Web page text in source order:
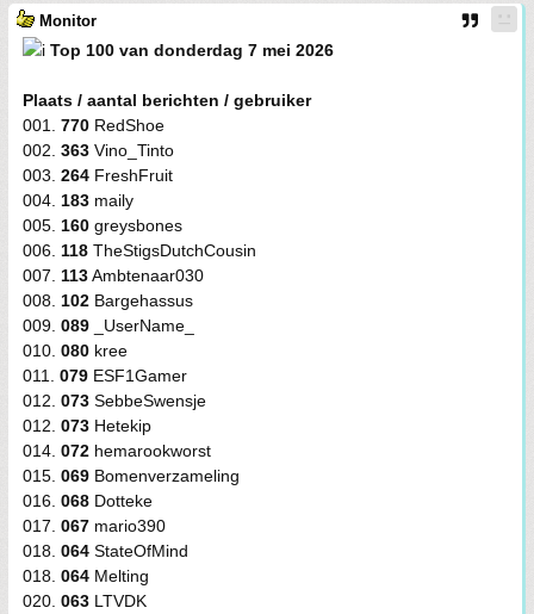
Monitor
Top 100 van donderdag 7 mei 2026
Plaats / aantal berichten / gebruiker
001. 770 RedShoe
002. 363 Vino_Tinto
003. 264 FreshFruit
004. 183 maily
005. 160 greysbones
006. 118 TheStigsDutchCousin
007. 113Ambtenaar030
008. 102 Bargehassus
009. 089 _UserName_
010. 080 kree
011. 079 ESF1Gamer
012. 073 SebbeSwensje
012. 073 Hetekip
014. 072 hemarookworst
015. 069 Bomenverzameling
016. 068 Dotteke
017. 067 mario390
018. 064 StateOfMind
018. 064 Melting
020. 063 LTVDK